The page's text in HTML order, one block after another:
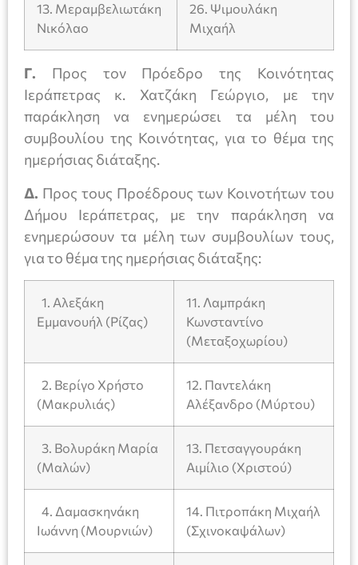
13. Μεραμβελιωτάκη
Νικόλαο
26. Ψιμουλάκη
Μιχαήλ
Γ. Προς τον Πρόεδρο της Κοινότητας
Ιεράπετρας κ. Χατζάκη Γεώργιο, με την
παράκληση να ενημερώσει τα μέλη του
συμβουλίου της Κοινότητας, για το θέμα της
ημερήσιας διάταξης.
Δ. Προς τους Προέδρους των Κοινοτήτων του
Δήμου Ιεράπετρας, με την παράκληση να
ενημερώσουν τα μέλη των συμβουλίων τους,
για το θέμα της ημερήσιας διάταξης:
1. Αλεξάκη
Εμμανουήλ (Ρίζας)
11. Λαμπράκη
Κωνσταντίνο
(Μεταξοχωρίου)
2. Βερίγο Χρήστο
(Μακρυλιάς)
12. Παντελάκη
Αλέξανδρο (Μύρτου)
3. Βολυράκη Μαρία
(Μαλών)
13. Πετσαγγουράκη
Αιμίλιο (Χριστού)
4. Δαμασκηνάκη
Ιωάννη (Μουρνιών)
14. Πιτροπάκη Μιχαήλ
(Σχινοκαψάλων)